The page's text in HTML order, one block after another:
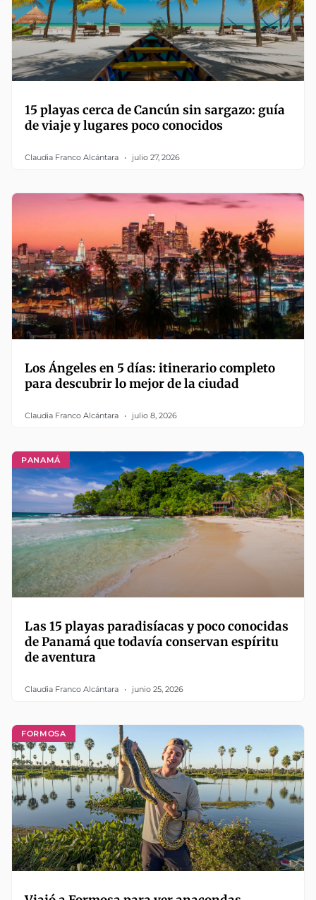
15 playas cerca de Cancún sin sargazo: guía
de viaje y lugares poco conocidos
Claudia Franco Alcántara julio 27, 2026
Los Ángeles en 5 días: itinerario completo
para descubrir lo mejor de la ciudad
Claudia Franco Alcántara julio 8, 2026
PANAMÁ
Las 15 playas paradisíacas y poco conocidas
de Panamá que todavía conservan espíritu
de aventura
Claudia Franco Alcántara junio 25, 2026
FORMOSA